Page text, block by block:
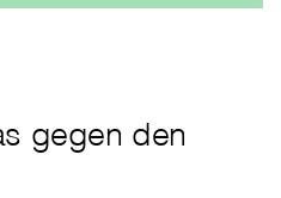
gegen den